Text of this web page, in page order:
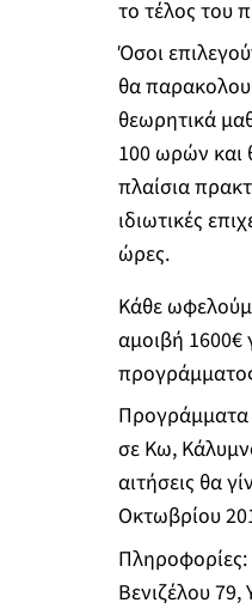
το τέλος του
Όσοι
θα
θεωρητικά
100 ωρών και
πλαίσια
ιδιωτικές
ώρες.
Κάθε
αμοιβή 1600€
Προγράμματα
σε Κω,
αιτήσεις θα
Οκτωβρίου
Πληροφορίες:
Βενιζέλου 79,